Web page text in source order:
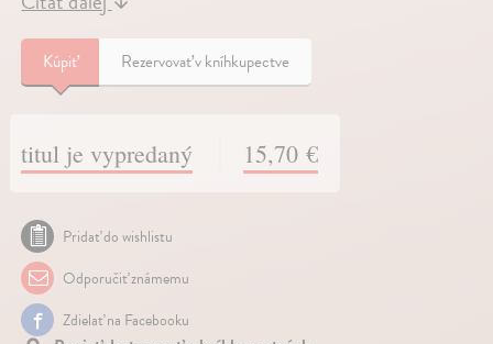
Kúpiť Rezervovať v kníhkupectve
titul je vypredaný 15,70 €
Pridať do wishlistu
Odporučiť známemu
Zdielať na Facebooku